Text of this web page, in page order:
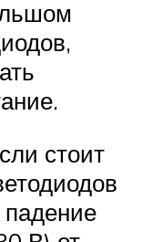
стоит
падение